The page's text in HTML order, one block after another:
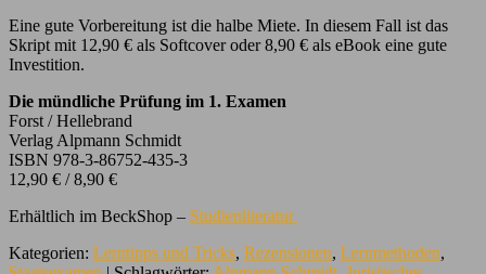
Eine gute Vorbereitung ist die halbe Miete. In diesem Fall ist das
Skript mit 12,90 € als Softcover oder 8,90 € als eBook eine gute
Investition.
Die mündliche Prüfung im 1. Examen
Forst / Hellebrand
Verlag Alpmann Schmidt
ISBN 978-3-86752-435-3
12,90 € / 8,90 €
Erhältlich im BeckShop – Studienliteratur
Kategorien: Lerntipps und Tricks, Rezensionen, Lernmethoden,